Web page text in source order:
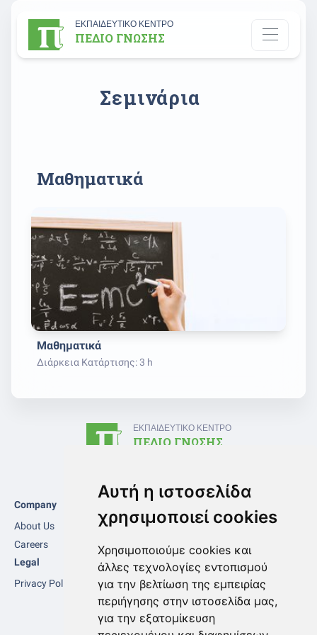
Αυτή η ιστοσελίδα
χρησιμοποιεί cookies
Χρησιμοποιούμε cookies και
άλλες τεχνολογίες εντοπισμού
για την βελτίωση της εμπειρίας
περιήγησης στην ιστοσελίδα μας,
για την εξατομίκευση
ΕΚΠΑΙΔΕΥΤΙΚΟ ΚΕΝΤΡΟ
ΠΕΔΙΟ ΓΝΩΣΗΣ
Σεμινάρια
Μαθηματικά
Μαθηματικά
Διάρκεια Κατάρτισης: 3 h
ΕΚΠΑΙΔΕΥΤΙΚΟ ΚΕΝΤΡΟ
ΠΕΔΙΟ ΓΝΩΣΗΣ
Company
About Us
Careers
Legal
Privacy Policy
Επικοινωνία
pin_drop Λεωφ. Μακαρίου 87, 1ος όροφος,
2223 Λατσιά, Λευκωσία, Κύπρος
Επαγγελματικής
Κατάρτισης
(ΑνΑΔ)
phone 99389135
Φροντιστήριο
Μαθητών
phone+35799858857